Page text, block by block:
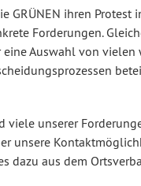
GRÜNEN ihren Protest
Forderungen.
Auswahl von vielen
viele unserer
unsere
dazu aus dem